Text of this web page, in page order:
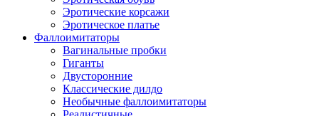
Эротические корсажи
Эротическое платье
Фаллоимитаторы
Вагинальные пробки
Гиганты
Двусторонние
Классические дилдо
Необычные фаллоимитаторы